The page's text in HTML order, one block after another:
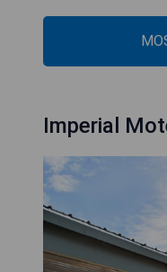
Imperial